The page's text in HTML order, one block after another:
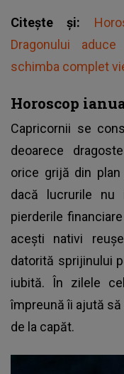
Citește și:
Dragonului
schimba complet
Horoscop
Capricornii se
deoarece
orice grijă din
dacă lucrurile
pierderile
acești nativi
datorită sprijinului
iubită. În zilele
împreună îi ajută
de la capăt.